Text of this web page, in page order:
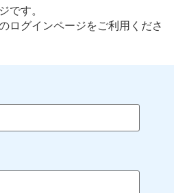
です。
ログインページをご利用くださ